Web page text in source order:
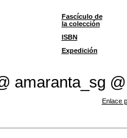
Fascículo de
la colección
ISBN
Expedición
amaranta_sg @
Enlace